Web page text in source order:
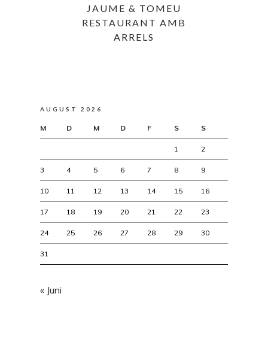
JAUME & TOMEU
RESTAURANT AMB
ARRELS
AUGUST 2026
M D M D F S S
1 2
3 4 5 6 7 8 9
10 11 12 13 14 15 16
17 18 19 20 21 22 23
24 25 26 27 28 29 30
31
« Juni